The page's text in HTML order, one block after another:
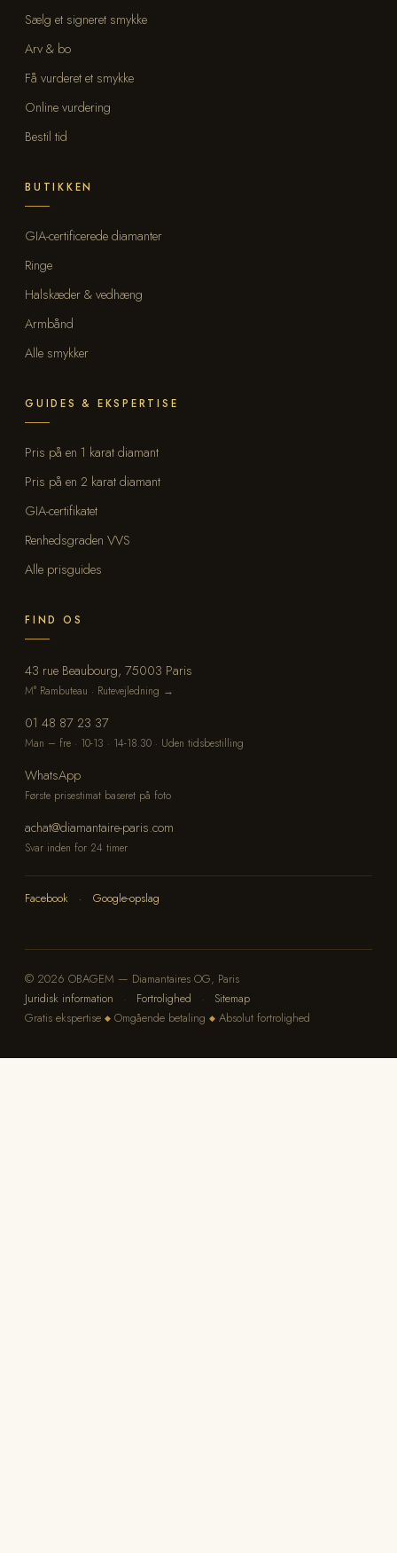
Sælg et signeret smykke
Arv & bo
Få vurderet et smykke
Online vurdering
Bestil tid
BUTIKKEN
GIA-certificerede diamanter
Ringe
Halskæder & vedhæng
Armbånd
Alle smykker
GUIDES & EKSPERTISE
Pris på en 1 karat diamant
Pris på en 2 karat diamant
GIA-certifikatet
Renhedsgraden VVS
Alle prisguides
FIND OS
43 rue Beaubourg, 75003 Paris
M° Rambuteau · Rutevejledning →
01 48 87 23 37
Man – fre · 10-13 · 14-18.30 · Uden tidsbestilling
WhatsApp
Første prisestimat baseret på foto
achat@diamantaire-paris.com
Svar inden for 24 timer
Facebook · Google-opslag
© 2026 OBAGEM — Diamantaires OG, Paris
Juridisk information
· Fortrolighed ·
Sitemap
Gratis ekspertise ◆ Omgående betaling ◆ Absolut fortrolighed